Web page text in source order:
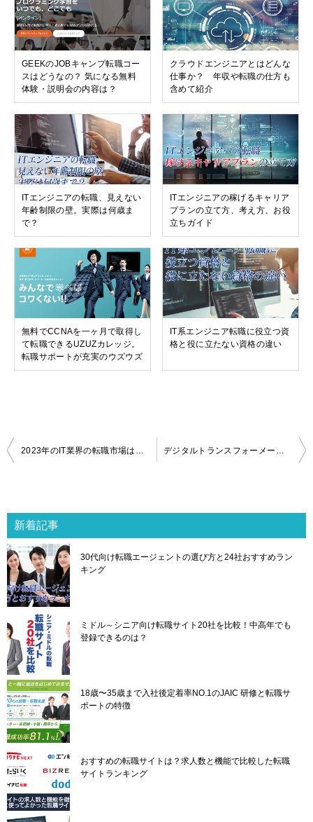
GEEKのJOBキャンプ転職コー
スはどうなの？ 気になる無料
体験・説明会の内容は？
クラウドエンジニアとはどんな
仕事か？ 年収や転職の仕方も
含めて紹介
ITエンジニアの転職、見えない
年齢制限の壁。実際は何歳ま
で？
ITエンジニアの稼げるキャリア
プランの立て方、考え方、お役
立ちガイド
無料でCCNAを一ヶ月で取得し
て転職できるUZUZカレッジ。
転職サポートが充実のウズウズ
IT系エンジニア転職に役立つ資
格と役に立たない資格の違い
投
稿
ゲ
ー
シ
ョ
ン
2023年のIT業界の転職市場はどうなるのか？ デジタルトランスフォーメーション（DX）関連の転職動向・e-コマース・ゲーム・動画配信編
新着記事
30代向け転職エージェントの選び方と24社おすすめラン
キング
ミドル～シニア向け転職サイト20社を比較！中高年でも
登録できるのは？
18歳〜35歳まで入社後定着率NO.1のJAIC 研修と転職サ
ポートの特徴
おすすめの転職サイトは？求人数と機能で比較した転職
サイトランキング